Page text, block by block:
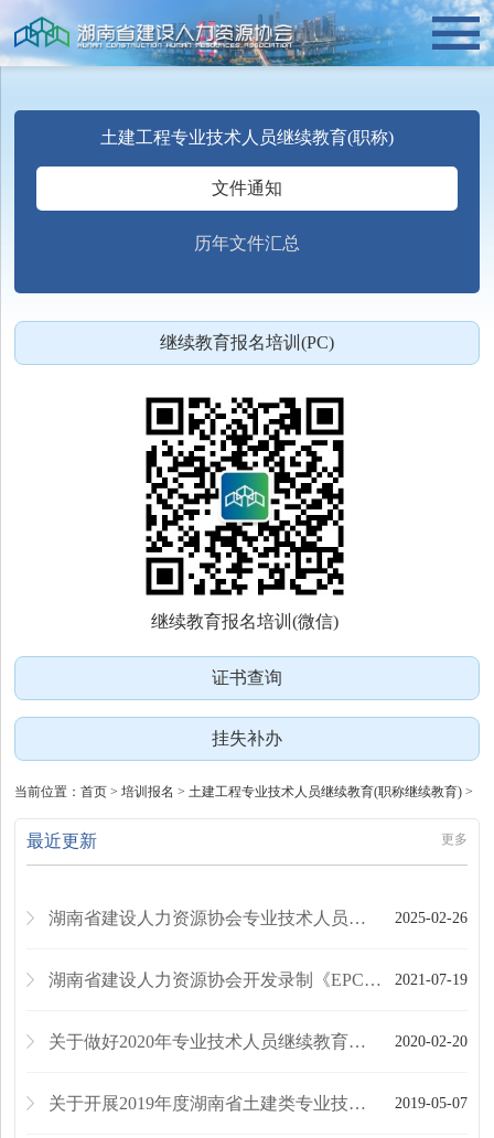
土建工程专业技术人员继续教育(职称)
文件通知
历年文件汇总
继续教育报名培训(PC)
继续教育报名培训(微信)
证书查询
挂失补办
当前位置：首页 > 培训报名 > 土建工程专业技术人员继续教育(职称继续教育) >
最近更新 更多
2025-02-26
湖南省建设人力资源协会专业技术人员继续教育课程开发建设管理办法
2021-07-19
湖南省建设人力资源协会开发录制《EPC工程总承包项目管理》系列网络视频课程
2020-02-20
关于做好2020年专业技术人员继续教育有关工作的通知
2019-05-07
关于开展2019年度湖南省土建类专业技术人员继续教育网络培训的通知